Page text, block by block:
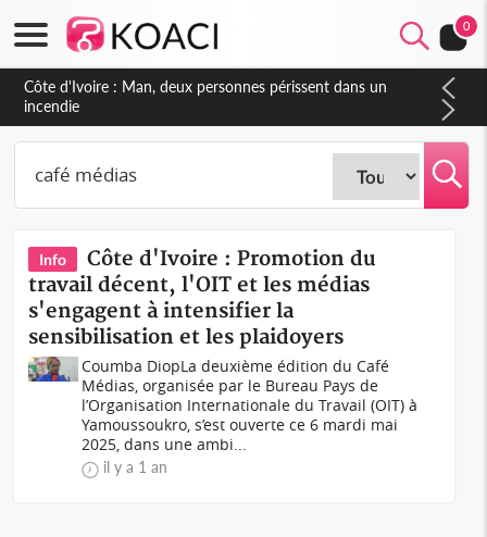
0
Côte d'Ivoire : Man, deux personnes périssent dans un
incendie
Info
Côte d'Ivoire : Promotion du
travail décent, l'OIT et les médias
s'engagent à intensifier la
sensibilisation et les plaidoyers
Coumba DiopLa deuxième édition du Café
Médias, organisée par le Bureau Pays de
l’Organisation Internationale du Travail (OIT) à
Yamoussoukro, s’est ouverte ce 6 mardi mai
2025, dans une ambi...
il y a 1 an